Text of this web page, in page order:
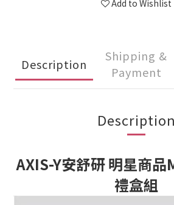
Add to Wishlist
Description
Shipping &
Payment
Description
AXIS-Y安舒研 明星商
禮盒組